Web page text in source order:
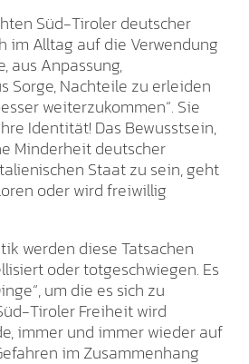
Süd-Tiroler deutscher
im Alltag auf die Verwendung
aus Anpassung,
Sorge, Nachteile zu erleiden
weiterzukommen“. Sie
Identität! Das Bewusstsein,
Minderheit deutscher
Staat zu sein, geht
oder wird freiwillig
werden diese Tatsachen
oder totgeschwiegen. Es
um die es sich zu
Tiroler Freiheit wird
immer und immer wieder auf
im Zusammenhang